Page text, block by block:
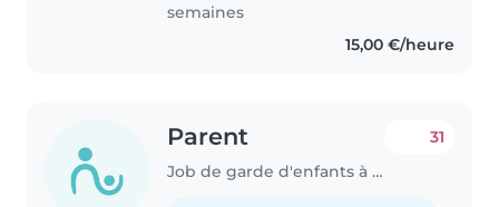
semaines
15,00 €/heure
Parent
Job de garde d'enfants à Dudelange
31